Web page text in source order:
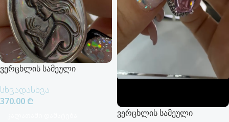
ვერცხლის სამეული
სხვადასხვა
370.00 ₾
ვერცხლის სამეული